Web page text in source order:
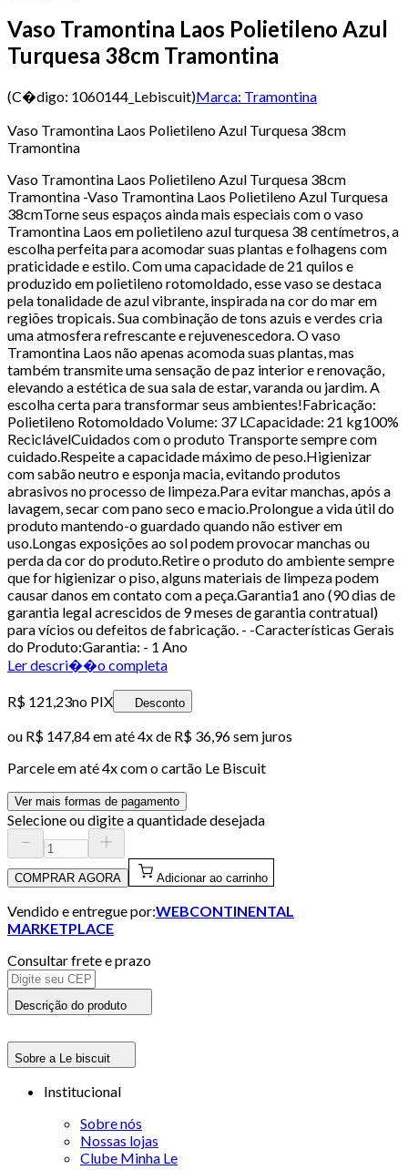
Vaso Tramontina Laos Polietileno Azul
Turquesa 38cm Tramontina
(C�digo: 1060144_Lebiscuit)Marca: Tramontina
Vaso Tramontina Laos Polietileno Azul Turquesa 38cm
Tramontina
Vaso Tramontina Laos Polietileno Azul Turquesa 38cm
Tramontina -Vaso Tramontina Laos Polietileno Azul Turquesa
38cmTorne seus espaços ainda mais especiais com o vaso
Tramontina Laos em polietileno azul turquesa 38 centímetros, a
escolha perfeita para acomodar suas plantas e folhagens com
praticidade e estilo. Com uma capacidade de 21 quilos e
produzido em polietileno rotomoldado, esse vaso se destaca
pela tonalidade de azul vibrante, inspirada na cor do mar em
regiões tropicais. Sua combinação de tons azuis e verdes cria
uma atmosfera refrescante e rejuvenescedora. O vaso
Tramontina Laos não apenas acomoda suas plantas, mas
também transmite uma sensação de paz interior e renovação,
elevando a estética de sua sala de estar, varanda ou jardim. A
escolha certa para transformar seus ambientes!Fabricação:
Polietileno Rotomoldado Volume: 37 LCapacidade: 21 kg100%
ReciclávelCuidados com o produto Transporte sempre com
cuidado.Respeite a capacidade máximo de peso.Higienizar
com sabão neutro e esponja macia, evitando produtos
abrasivos no processo de limpeza.Para evitar manchas, após a
lavagem, secar com pano seco e macio.Prolongue a vida útil do
produto mantendo-o guardado quando não estiver em
uso.Longas exposições ao sol podem provocar manchas ou
perda da cor do produto.Retire o produto do ambiente sempre
que for higienizar o piso, alguns materiais de limpeza podem
causar danos em contato com a peça.Garantia1 ano (90 dias de
garantia legal acrescidos de 9 meses de garantia contratual)
para vícios ou defeitos de fabricação. - -Características Gerais
do Produto:Garantia: - 1 Ano
Ler descri��o completa
R$ 121,23no PIX Desconto
ou R$ 147,84em até4x de R$ 36,96 sem juros
Parcele em até4x com o cartão Le Biscuit
Ver mais formas de pagamento
Selecione ou digite a quantidade desejada
COMPRAR AGORA Adicionar ao carrinho
Vendido e entregue por:WEBCONTINENTAL
MARKETPLACE
Consultar frete e prazo
Descrição do produto
Sobre a Le biscuit
Institucional
Sobre nós
Nossas lojas
Clube Minha Le